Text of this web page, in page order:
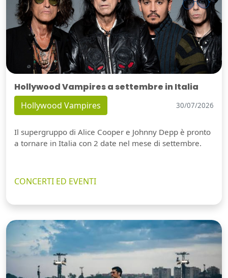
Hollywood Vampires a settembre in Italia
Hollywood Vampires 30/07/2026
Il supergruppo di Alice Cooper e Johnny Depp è pronto
a tornare in Italia con 2 date nel mese di settembre.
CONCERTI ED EVENTI